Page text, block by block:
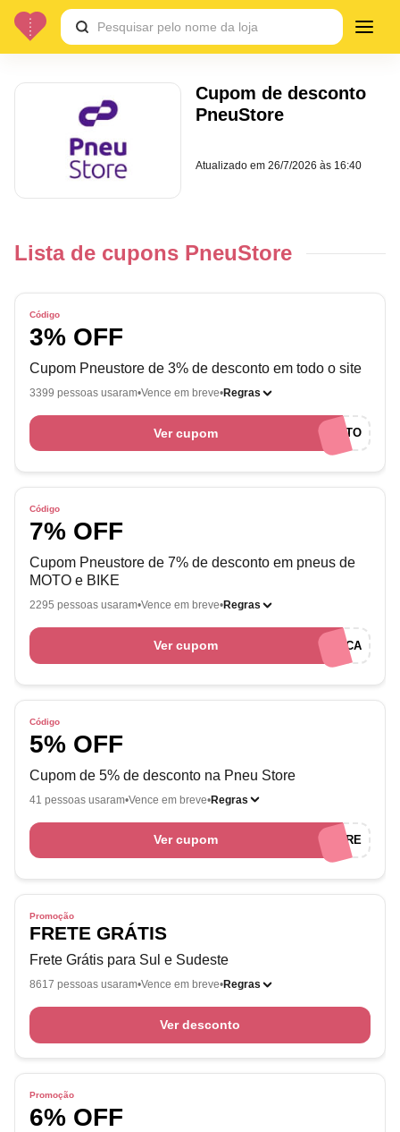
Cupom de desconto
PneuStore
Atualizado em26/7/2026 às 16:40
Lista de cupons PneuStore
Código
3% OFF
Cupom Pneustore de 3% de desconto em todo o site
3399 pessoas usaram Vence em breve Regras
Ver cupom PSAUTO
Código
7% OFF
Cupom Pneustore de 7% de desconto em pneus de
MOTO e BIKE
2295 pessoas usaram Vence em breve Regras
Ver cupom MOTOCA
Código
5% OFF
Cupom de 5% de desconto na Pneu Store
41 pessoas usaram Vence em breve Regras
Ver cupom PNEUSTORE
Promoção
FRETE GRÁTIS
Frete Grátis para Sul e Sudeste
8617 pessoas usaram Vence em breve Regras
Ver desconto
Promoção
6% OFF